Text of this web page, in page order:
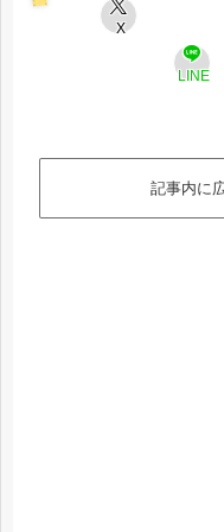
X
LINE
記事内に